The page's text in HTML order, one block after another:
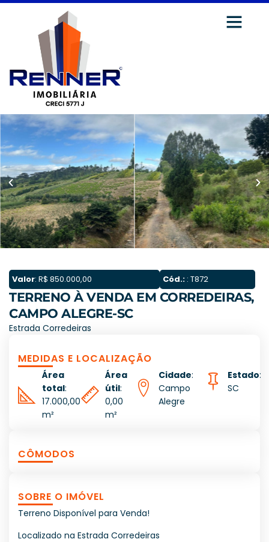
Valor: R$ 850.000,00 Cód.: : T872
TERRENO À VENDA EM CORREDEIRAS,
CAMPO ALEGRE-SC
Estrada Corredeiras
MEDIDAS E LOCALIZAÇÃO
Área
total:
17.000,00
m²
Área
útil:
0,00
m²
Cidade:
Campo
Alegre
Estado:
SC
CÔMODOS
SOBRE O IMÓVEL
Terreno Disponível para Venda!
Localizado na Estrada Corredeiras